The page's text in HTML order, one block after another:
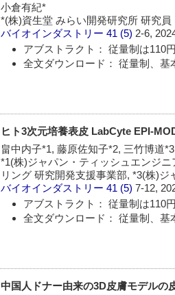
小倉有紀*
*(株)資生堂 みらい開発研究所 研究員
バイオインダストリー 41 (5) 2-6,
アブストラクト： 従量制は110
全文ダウンロード： 従量制、基
ヒト3次元培養表皮 LabCyte EPI-
畠中内子*1, 藤原佐知子*2, 三竹博道*3
*1(株)ジャパン・ティッシュエンジ
リング 研究開発支援事業部, *3(株)
バイオインダストリー 41 (5)7-12,
アブストラクト： 従量制は110
全文ダウンロード： 従量制、基
中国人ドナー由来の3D皮膚モデルの